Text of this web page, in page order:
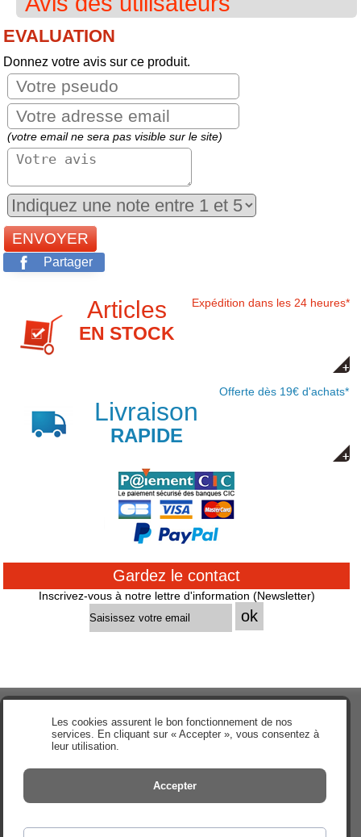
Les cookies assurent le bon fonctionnement de nos
services. En cliquant sur « Accepter », vous consentez à
leur utilisation.
Accepter
EVALUATION
Donnez votre avis sur ce produit.
(votre email ne sera pas visible sur le site)
Partager
Articles
EN STOCK
Expédition dans les 24 heures*
Livraison
RAPIDE
Offerte dès 19€ d'achats*
Gardez le contact
Inscrivez-vous à notre lettre d'information (Newsletter)
Accueil
Mentions légales
CGV